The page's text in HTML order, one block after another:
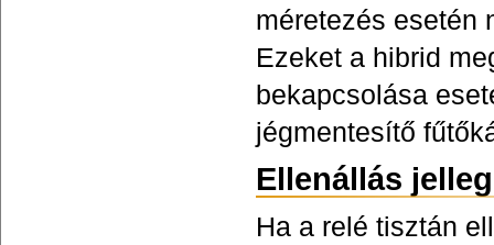
méretezés esetén
Ezeket a hibrid
bekapcsolása
jégmentesítő
Ellenállás
Ha a relé tisztán